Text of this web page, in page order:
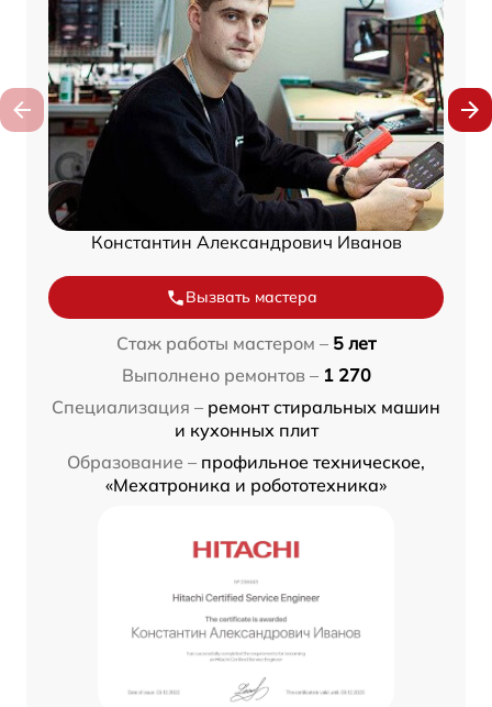
Константин Александрович Иванов
Вызвать мастера
Стаж работы мастером – 5 лет
Выполнено ремонтов – 1 270
Специализация – ремонт стиральных машин
и кухонных плит
Образование – профильное техническое,
«Мехатроника и робототехника»